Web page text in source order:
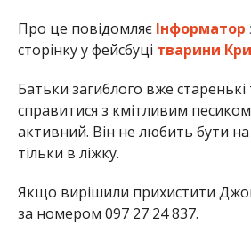
Про це повідомляє Інформатор
сторінку у фейсбуці тварини
Батьки загиблого вже
справитися з кмітливим
активний. Він не любить бути на
тільки в ліжку.
Якщо вирішили прихистити
за номером 097 27 24 837.